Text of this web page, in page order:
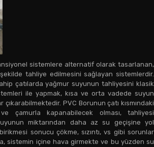
sistemlere alternatif olarak tasarlanan,
tahliye edilmesini sağlayan sistemlerdir.
çatılarda yağmur suyunun tahliyesini klasik
ile yapmak, kısa ve orta vadede suyun
PVC Borunun çatı kısmındaki
çamurla kapanabilecek olması, tahliyesi
miktarından daha az su geçişine yol
sonucu çökme, sızıntı, vs gibi sorunlar
sistemin içine hava girmekte ve bu yüzden su